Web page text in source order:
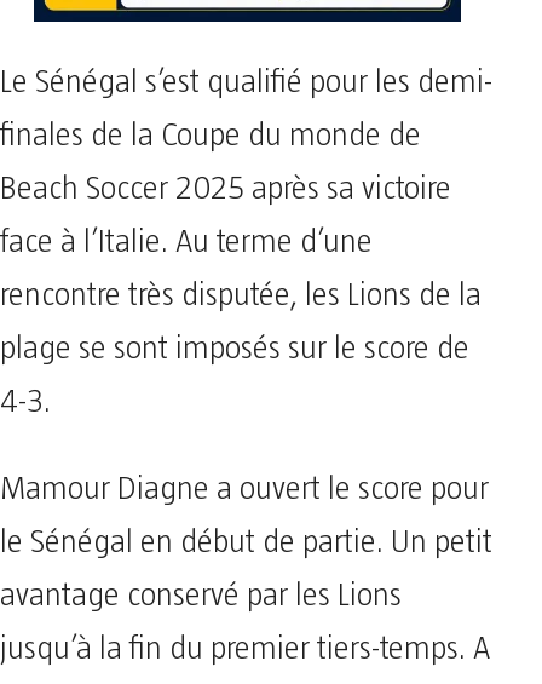
Le Sénégal s’est qualifié pour les demi-
finales de la Coupe du monde de
Beach Soccer 2025 après sa victoire
face à l’Italie. Au terme d’une
rencontre très disputée, les Lions de la
plage se sont imposés sur le score de
4-3.
Mamour Diagne a ouvert le score pour
le Sénégal en début de partie. Un petit
avantage conservé par les Lions
jusqu’à la fin du premier tiers-temps. A